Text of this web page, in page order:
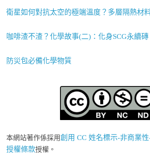
衛星如何對抗太空的極端溫度？多層隔熱材
咖啡渣不渣？化學故事(二)：化身SCG永續磚
防災包必備化學物質
本網站著作係採用創用 CC 姓名標示-非商業
授權條款授權。